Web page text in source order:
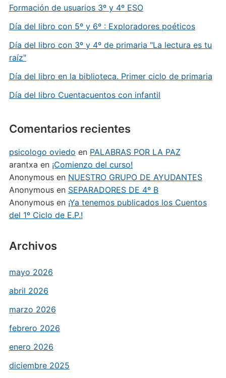
Formación de usuarios 3º y 4º ESO
Día del libro con 5º y 6º : Exploradores poéticos
Día del libro con 3º y 4º de primaria "La lectura es tu
raíz"
Día del libro en la biblioteca. Primer ciclo de primaria
Día del libro Cuentacuentos con infantil
Comentarios recientes
psicologo oviedo en PALABRAS POR LA PAZ
arantxa en ¡Comienzo del curso!
Anonymousen NUESTRO GRUPO DE AYUDANTES
Anonymousen SEPARADORES DE 4º B
Anonymousen ¡Ya tenemos publicados los Cuentos
del 1º Ciclo de E.P.!
Archivos
mayo 2026
abril 2026
marzo 2026
febrero 2026
enero 2026
diciembre 2025